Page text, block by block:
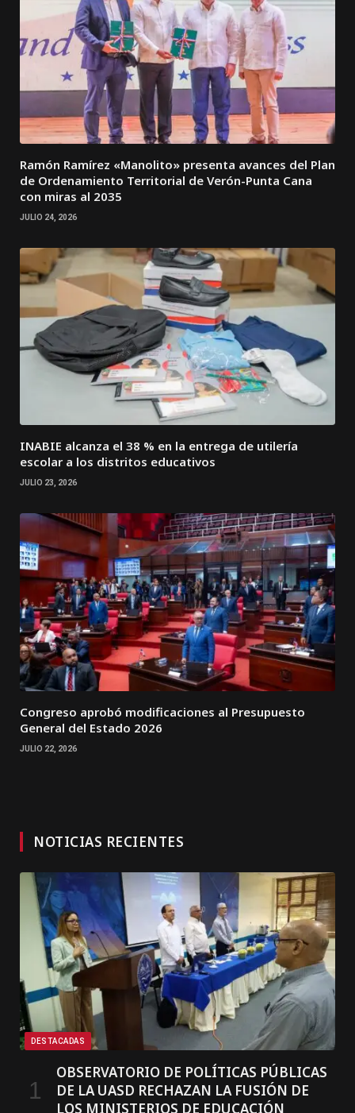
Ramón Ramírez «Manolito» presenta avances del Plan
de Ordenamiento Territorial de Verón-Punta Cana
con miras al 2035
JULIO 24, 2026
INABIE alcanza el 38 % en la entrega de utilería
escolar a los distritos educativos
JULIO 23, 2026
Congreso aprobó modificaciones al Presupuesto
General del Estado 2026
JULIO 22, 2026
NOTICIAS RECIENTES
DESTACADAS
OBSERVATORIO DE POLÍTICAS PÚBLICAS
DE LA UASD RECHAZAN LA FUSIÓN DE
LOS MINISTERIOS DE EDUCACIÓN